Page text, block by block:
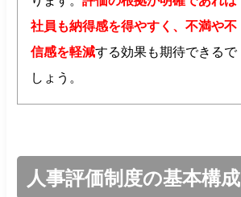
社員も納得感を得やすく、不満や不
信感を軽減する効果も期待できるで
しょう。
人事評価制度の基本構成